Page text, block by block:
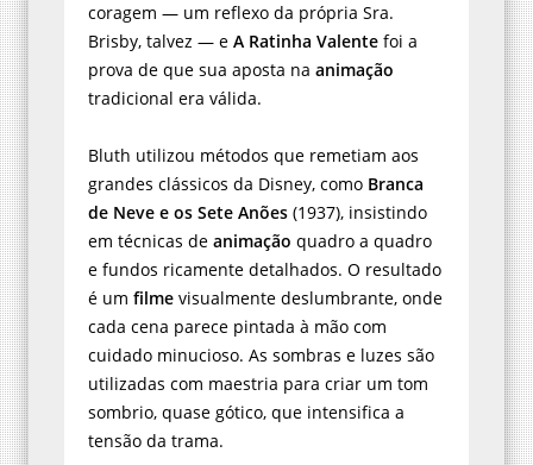
coragem — um reflexo da própria Sra.
Brisby, talvez — e A Ratinha Valente foi a
prova de que sua aposta na animação
tradicional era válida.
Bluth utilizou métodos que remetiam aos
grandes clássicos da Disney, como Branca
de Neve e os Sete Anões (1937), insistindo
em técnicas de animação quadro a quadro
e fundos ricamente detalhados. O resultado
é um filme visualmente deslumbrante, onde
cada cena parece pintada à mão com
cuidado minucioso. As sombras e luzes são
utilizadas com maestria para criar um tom
sombrio, quase gótico, que intensifica a
tensão da trama.